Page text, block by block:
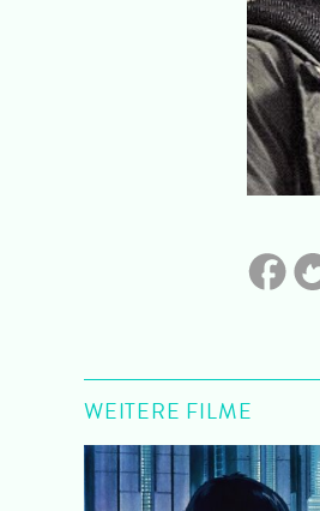
WEITERE FILME